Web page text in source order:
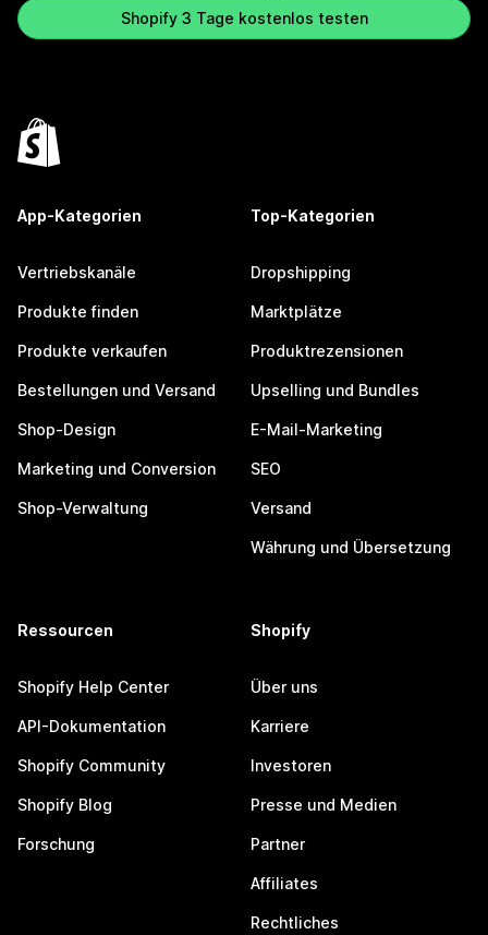
Shopify 3 Tage kostenlos testen
App-Kategorien
Vertriebskanäle
Produkte finden
Produkte verkaufen
Bestellungen und Versand
Shop-Design
Marketing und Conversion
Shop-Verwaltung
Top-Kategorien
Dropshipping
Marktplätze
Produktrezensionen
Upselling und Bundles
E-Mail-Marketing
SEO
Versand
Währung und Übersetzung
Ressourcen
Shopify Help Center
API-Dokumentation
Shopify Community
Shopify Blog
Forschung
Shopify
Über uns
Karriere
Investoren
Presse und Medien
Partner
Affiliates
Rechtliches